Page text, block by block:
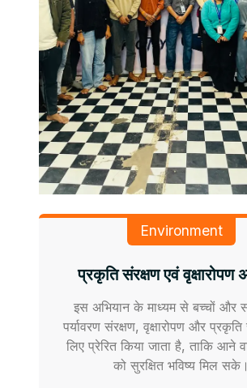
Environment
प्रकृति संरक्षण एवं वृक्षारोपण
इस अभियान के माध्यम से बच्चों और
पर्यावरण संरक्षण, वृक्षारोपण और
लिए प्रेरित किया जाता है, ताकि आने
को सुरक्षित भविष्य मिल सके।